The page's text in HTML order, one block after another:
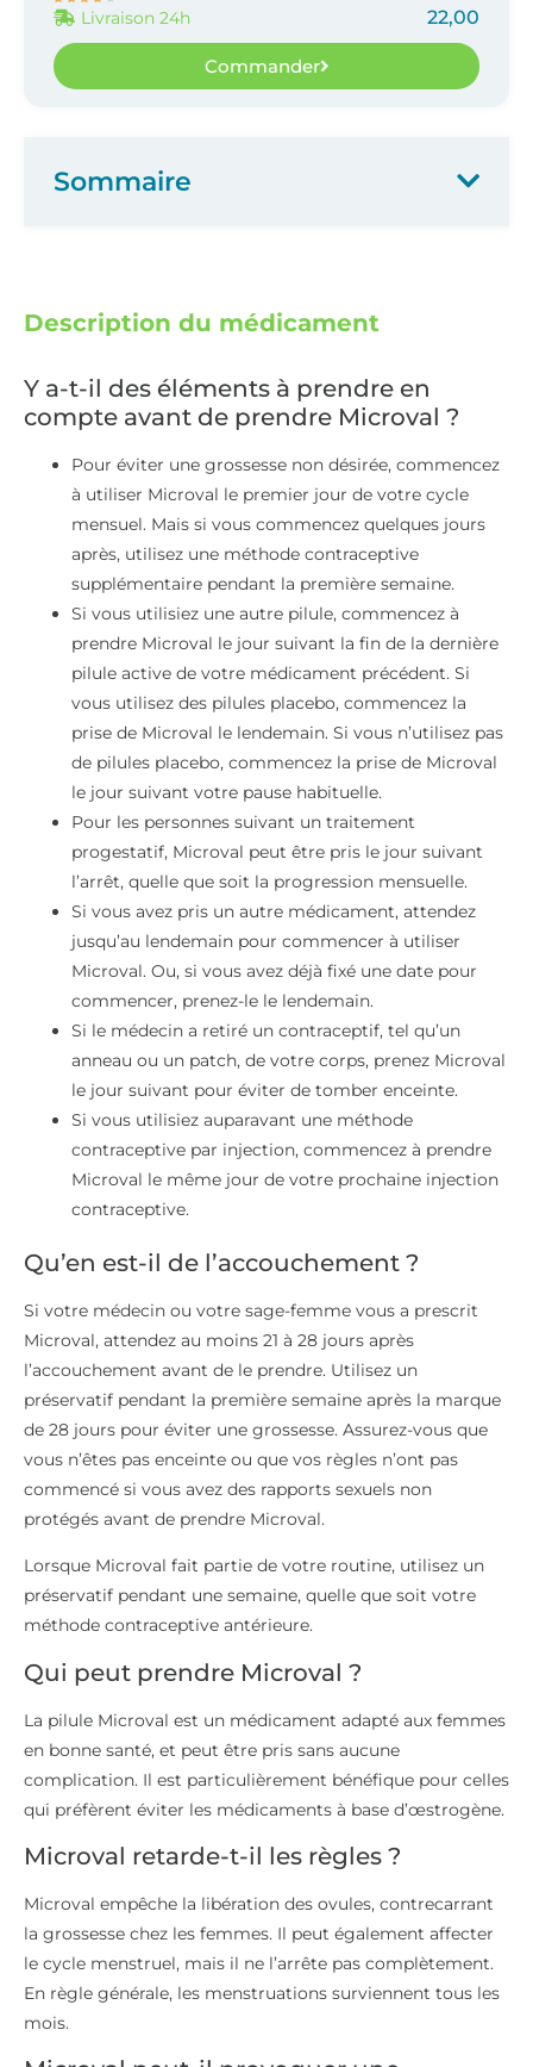
Livraison 24h 22,00
Commander
Description du médicament
Y a-t-il des éléments à prendre en
compte avant de prendre Microval ?
Pour éviter une grossesse non désirée, commencez
à utiliser Microval le premier jour de votre cycle
mensuel. Mais si vous commencez quelques jours
après, utilisez une méthode contraceptive
supplémentaire pendant la première semaine.
Si vous utilisiez une autre pilule, commencez à
prendre Microval le jour suivant la fin de la dernière
pilule active de votre médicament précédent. Si
vous utilisez des pilules placebo, commencez la
prise de Microval le lendemain. Si vous n’utilisez pas
de pilules placebo, commencez la prise de Microval
le jour suivant votre pause habituelle.
Pour les personnes suivant un traitement
progestatif, Microval peut être pris le jour suivant
l’arrêt, quelle que soit la progression mensuelle.
Si vous avez pris un autre médicament, attendez
jusqu’au lendemain pour commencer à utiliser
Microval. Ou, si vous avez déjà fixé une date pour
commencer, prenez-le le lendemain.
Si le médecin a retiré un contraceptif, tel qu’un
anneau ou un patch, de votre corps, prenez Microval
le jour suivant pour éviter de tomber enceinte.
Si vous utilisiez auparavant une méthode
contraceptive par injection, commencez à prendre
Microval le même jour de votre prochaine injection
contraceptive.
Qu’en est-il de l’accouchement ?
Si votre médecin ou votre sage-femme vous a prescrit
Microval, attendez au moins 21 à 28 jours après
l’accouchement avant de le prendre. Utilisez un
préservatif pendant la première semaine après la marque
de 28 jours pour éviter une grossesse. Assurez-vous que
vous n’êtes pas enceinte ou que vos règles n’ont pas
commencé si vous avez des rapports sexuels non
protégés avant de prendre Microval.
Lorsque Microval fait partie de votre routine, utilisez un
préservatif pendant une semaine, quelle que soit votre
méthode contraceptive antérieure.
Qui peut prendre Microval ?
La pilule Microval est un médicament adapté aux femmes
en bonne santé, et peut être pris sans aucune
complication. Il est particulièrement bénéfique pour celles
qui préfèrent éviter les médicaments à base d’œstrogène.
Microval retarde-t-il les règles ?
Microval empêche la libération des ovules, contrecarrant
la grossesse chez les femmes. Il peut également affecter
le cycle menstruel, mais il ne l’arrête pas complètement.
En règle générale, les menstruations surviennent tous les
mois.
Sommaire